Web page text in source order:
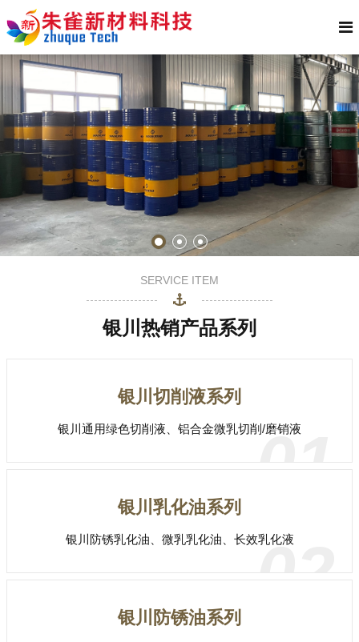
SERVICE ITEM
银川热销产品系列
银川切削液系列
银川通用绿色切削液、铝合金微乳切削/磨销液
01
银川乳化油系列
银川防锈乳化油、微乳乳化油、长效乳化液
02
银川防锈油系列